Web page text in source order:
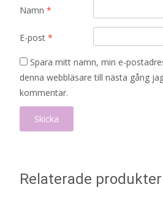
Namn *
E-post *
Spara mitt namn, min e-
denna webbläsare till nästa gång
kommentar.
Relaterade produkter